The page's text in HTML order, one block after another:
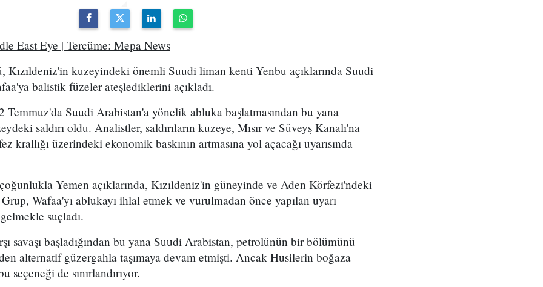
East Eye | Tercüme: Mepa News
Kızıldeniz'in kuzeyindeki önemli Suudi liman kenti Yenbu açıklarında Suudi
balistik füzeler ateşlediklerini açıkladı.
Suudi Arabistan'a yönelik abluka başlatmasından bu yana
saldırı oldu. Analistler, saldırıların kuzeye, Mısır ve Süveyş Kanalı'na
krallığı üzerindeki ekonomik baskının artmasına yol açacağı uyarısında
Yemen açıklarında, Kızıldeniz'in güneyinde ve Aden Körfezi'ndeki
Wafaa'yı ablukayı ihlal etmek ve vurulmadan önce yapılan uyarı
suçladı.
savaşı başladığından bu yana Suudi Arabistan, petrolünün bir bölümünü
alternatif güzergahla taşımaya devam etmişti. Ancak Husilerin boğaza
seçeneği de sınırlandırıyor.